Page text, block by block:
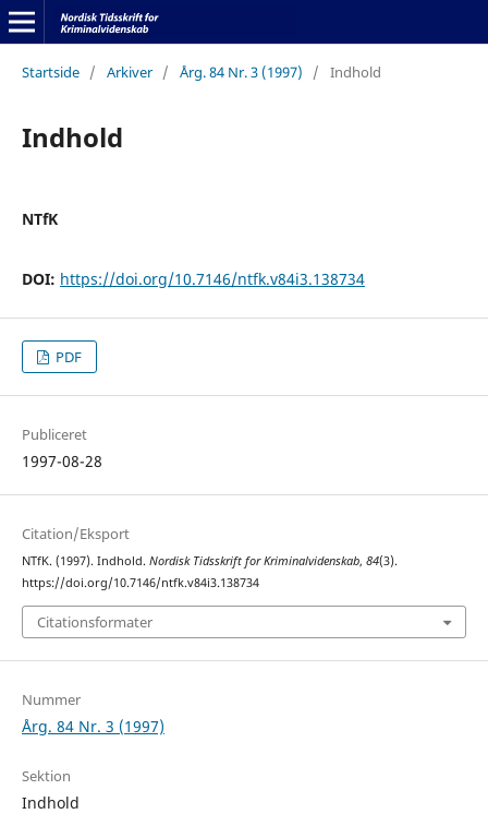
Startside / Arkiver / Årg. 84 Nr. 3 (1997) / Indhold
Indhold
NTfK
DOI: https://doi.org/10.7146/ntfk.v84i3.138734
PDF
Publiceret
1997-08-28
Citation/Eksport
NTfK. (1997). Indhold. Nordisk Tidsskrift for Kriminalvidenskab, 84(3).
https://doi.org/10.7146/ntfk.v84i3.138734
Citationsformater
Nummer
Årg. 84 Nr. 3 (1997)
Sektion
Indhold